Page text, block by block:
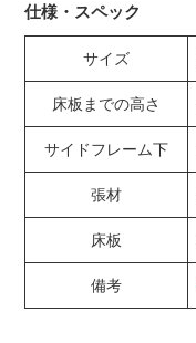
仕様・スペック
サイズ
床板までの高さ
サイドフレーム下
張材
床板
備考